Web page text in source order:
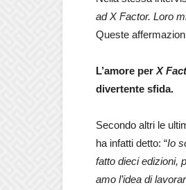
ad X Factor. Loro
Queste
L’amore per X
divertente sfida.
Secondo altri le
ha infatti detto: “Io
fatto dieci edizioni,
amo l’idea di